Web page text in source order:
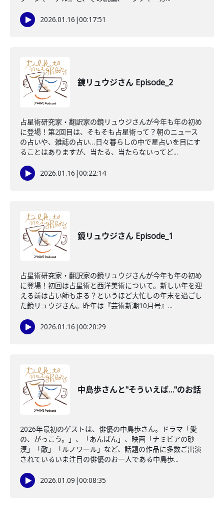
2026.01.16 |00:17:51
鏡リュウジさん Episode_2
占星術研究家・翻訳家の鏡リュウジさんが今年も年の初め
に登場！第2回目は、そもそも占星術って？朝のニュース
の占いや、雑誌の占い…日々暮らしの中で星占いを目にす
ることはありますが、当たる、当たらないってど...
2026.01.16 |00:22:14
鏡リュウジさん Episode_1
占星術研究家・翻訳家の鏡リュウジさんが今年も年の初め
に登場！初回は占星術と西洋美術について。新しい年を迎
える前は占い師も走る？というほど大忙しの年末を過ごし
た鏡リュウジさん。昨年は『芸術新潮10月号』...
2026.01.16 |00:20:29
中島歩さんと"そういえば…"のお話
2026年最初のゲストは、俳優の中島歩さん。ドラマ「愛
の、がっこう。」、「あんぱん」、映画「ナミビアの砂
漠」「敵」「ルノワール」など、話題の作品に多数ご出演
されているいま注目の俳優のお一人である中島歩...
2026.01.09 |00:08:35